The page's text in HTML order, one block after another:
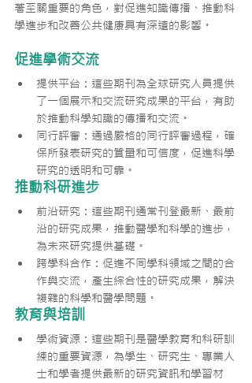
著至關重要的角色，對促進知識傳播、推動科
學進步和改善公共健康具有深遠的影響。
促進學術交流
提供平台：這些期刊為全球研究人員提供
了一個展示和交流研究成果的平台，有助
於推動科學知識的傳播和交流。
同行評審：通過嚴格的同行評審過程，確
保所發表研究的質量和可信度，促進科學
研究的透明和可靠。
推動科研進步
前沿研究：這些期刊通常刊登最新、最前
沿的研究成果，推動醫學和科學的進步，
為未來研究提供基礎。
跨學科合作：促進不同學科領域之間的合
作與交流，產生綜合性的研究成果，解決
複雜的科學和醫學問題。
教育與培訓
學術資源：這些期刊是醫學教育和科研訓
練的重要資源，為學生、研究生、專業人
士和學者提供最新的研究資訊和學習材